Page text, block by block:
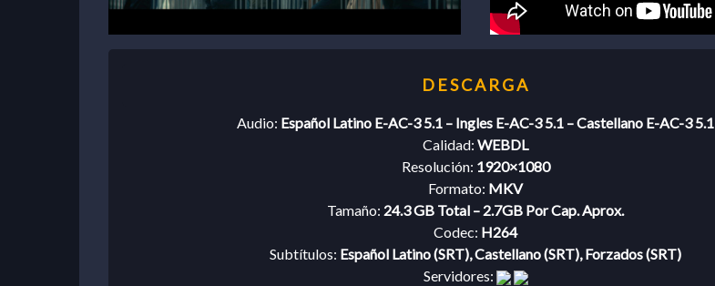
Audio: Español Latino E-AC-3 5.1 – Ingles E-AC-3 5.1 – Castellano E-AC-3 5.1
Calidad: WEBDL
Resolución: 1920×1080
Formato: MKV
Tamaño: 24.3 GB Total – 2.7GB Por Cap. Aprox.
Codec: H264
Subtítulos: Español Latino (SRT), Castellano (SRT), Forzados (SRT)
Servidores: